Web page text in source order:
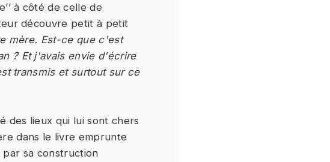
à côté de celle de
découvre petit à petit
mère. Est-ce que c'est
? Et j'avais envie d'écrire
transmis et surtout sur ce
des lieux qui lui sont chers
dans le livre emprunte
par sa construction